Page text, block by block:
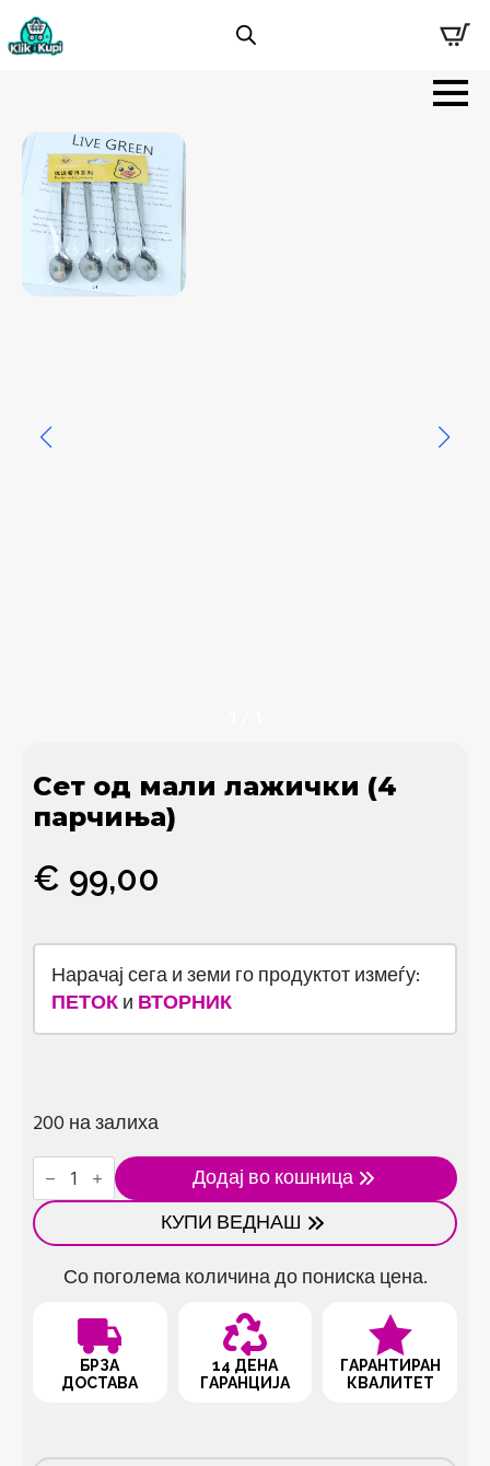
Сет од мали лажички (4
парчиња)
€ 99,00
Нарачај сега и земи го продуктот измеѓу:
ПЕТОК и ВТОРНИК
200 на залиха
Сет
од
мали
лажички
(4
парчиња)
количина
Додај во кошница
КУПИ ВЕДНАШ
Со поголема количина до пониска цена.
БРЗА
ДОСТАВА
14 ДЕНА
ГАРАНЦИЈА
ГАРАНТИРАН
КВАЛИТЕТ